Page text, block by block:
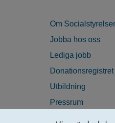
Om
Jobba hos oss
Lediga jobb
Donationsregistret
Utbildning
Pressrum